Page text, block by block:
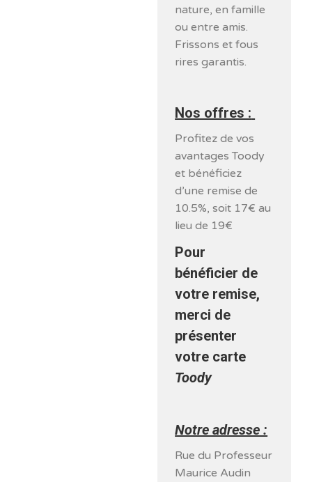
nature, en famille
ou entre amis.
Frissons et fous
rires garantis.
Nos offres :
Profitez de vos
avantages Toody
et bénéficiez
d’une remise de
10.5%, soit 17€ au
lieu de 19€
Pour
bénéficier de
votre remise,
merci de
présenter
votre carte
Toody
Notre adresse :
Rue du Professeur
Maurice Audin